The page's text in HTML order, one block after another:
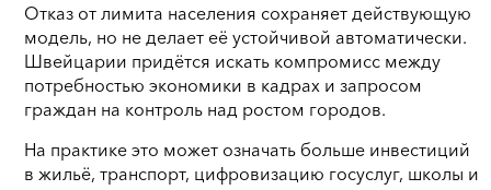
Отказ от лимита населения сохраняет действующую
модель, но не делает её устойчивой автоматически.
Швейцарии придётся искать компромисс между
потребностью экономики в кадрах и запросом
граждан на контроль над ростом городов.
На практике это может означать больше инвестиций
в жильё, транспорт, цифровизацию госуслуг, школы и